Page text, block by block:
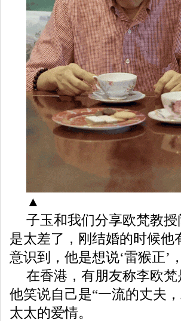
▲
子玉和我们分享欧梵教
是太差了，刚结婚的时候他
意识到，他是想说‘雷猴正’
在香港，有朋友称李欧
他笑说自己是“一流的丈夫
太太的爱情。